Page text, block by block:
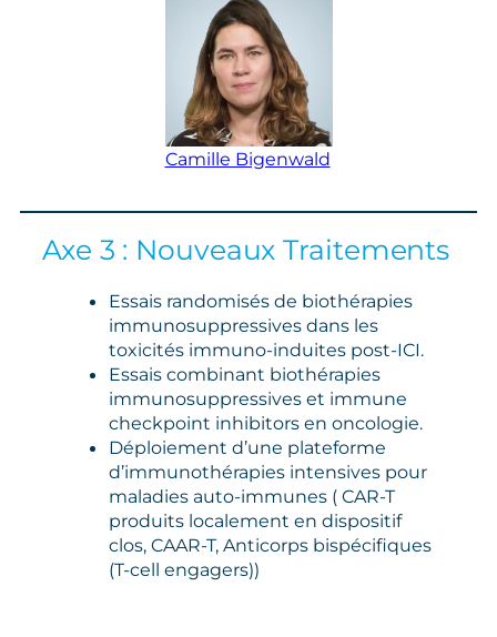
Camille Bigenwald
Axe 3 : Nouveaux Traitements
Essais randomisés de biothérapies
immunosuppressives dans les
toxicités immuno‑induites post‑ICI.
Essais combinant biothérapies
immunosuppressives et immune
checkpoint inhibitors en oncologie.
Déploiement d’une plateforme
d’immunothérapies intensives pour
maladies auto‑immunes ( CAR‑T
produits localement en dispositif
clos, CAAR‑T, Anticorps bispécifiques
(T‑cell engagers))